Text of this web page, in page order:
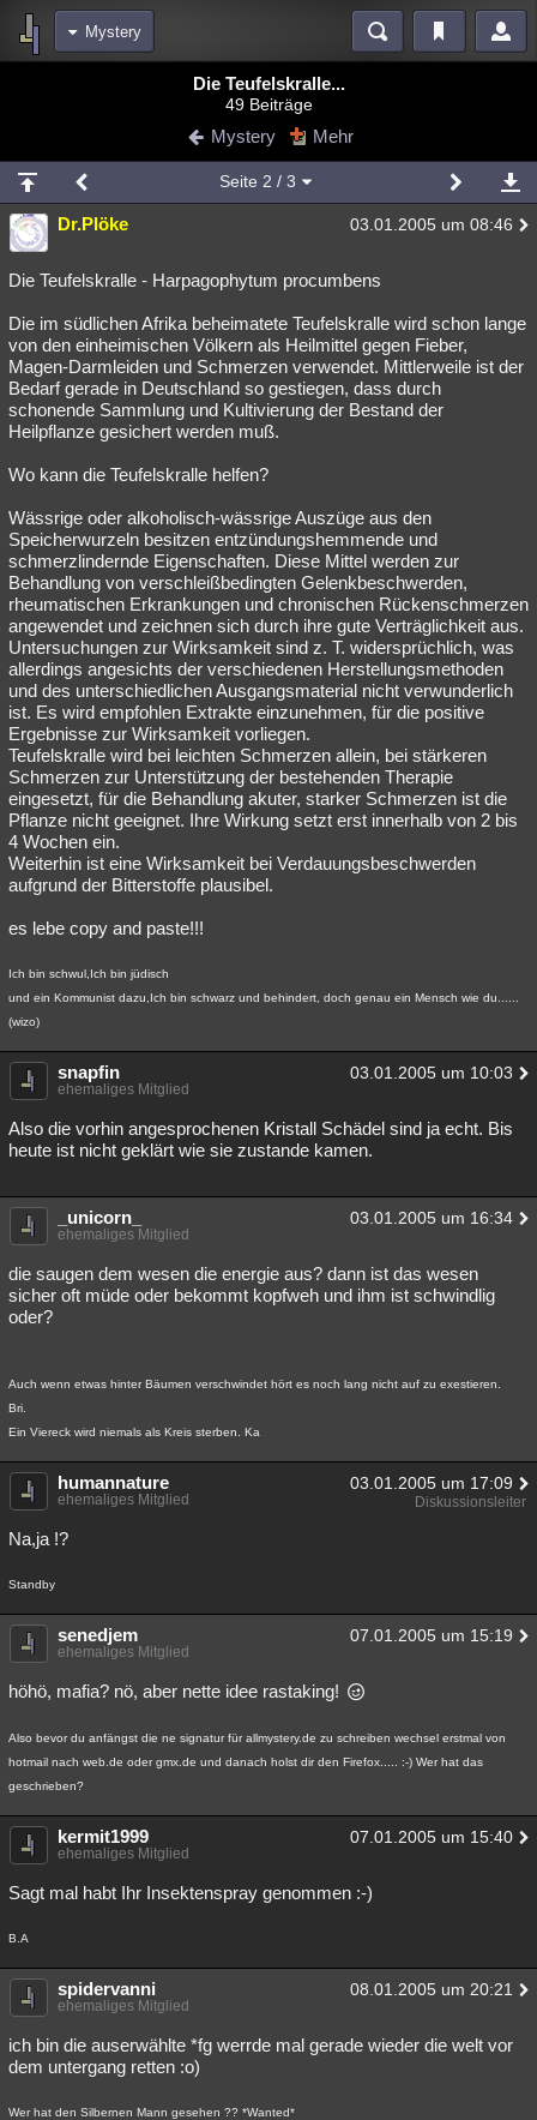
Mystery
Blogs
Chat Wiki Neuigkeiten
meine Rubriken
Menschen Mystery Kriminalfälle
Spiritualität Verschwörungen Technologie
Natur Umfragen Unterhaltung
weitere Rubriken
Philosophie Träume Orte Esoterik Literatur
Astronomie Helpdesk Gruppen
Übersichten
Besucht Teilgenommen Alle Neue Geschlossen
Lesenswert Schlüsselwörter
Die Teufelskralle...
49 Beiträge
Mystery Mehr
Seite 2 / 3
Dr.Plöke 03.01.2005 um 08:46
Die Teufelskralle - Harpagophytum procumbens
Die im südlichen Afrika beheimatete Teufelskralle wird schon lange
von den einheimischen Völkern als Heilmittel gegen Fieber,
Magen-Darmleiden und Schmerzen verwendet. Mittlerweile ist der
Bedarf gerade in Deutschland so gestiegen, dass durch
schonende Sammlung und Kultivierung der Bestand der
Heilpflanze gesichert werden muß.
Wo kann die Teufelskralle helfen?
Wässrige oder alkoholisch-wässrige Auszüge aus den
Speicherwurzeln besitzen entzündungshemmende und
schmerzlindernde Eigenschaften. Diese Mittel werden zur
Behandlung von verschleißbedingten Gelenkbeschwerden,
rheumatischen Erkrankungen und chronischen Rückenschmerzen
angewendet und zeichnen sich durch ihre gute Verträglichkeit aus.
Untersuchungen zur Wirksamkeit sind z. T. widersprüchlich, was
allerdings angesichts der verschiedenen Herstellungsmethoden
und des unterschiedlichen Ausgangsmaterial nicht verwunderlich
ist. Es wird empfohlen Extrakte einzunehmen, für die positive
Ergebnisse zur Wirksamkeit vorliegen.
Teufelskralle wird bei leichten Schmerzen allein, bei stärkeren
Schmerzen zur Unterstützung der bestehenden Therapie
eingesetzt, für die Behandlung akuter, starker Schmerzen ist die
Pflanze nicht geeignet. Ihre Wirkung setzt erst innerhalb von 2 bis
4 Wochen ein.
Weiterhin ist eine Wirksamkeit bei Verdauungsbeschwerden
aufgrund der Bitterstoffe plausibel.
es lebe copy and paste!!!
Ich bin schwul,Ich bin jüdisch
und ein Kommunist dazu,Ich bin schwarz und behindert, doch genau ein Mensch wie du......
(wizo)
snapfin 03.01.2005 um 10:03
ehemaliges Mitglied
Also die vorhin angesprochenen Kristall Schädel sind ja echt. Bis
heute ist nicht geklärt wie sie zustande kamen.
_unicorn_ 03.01.2005 um 16:34
ehemaliges Mitglied
die saugen dem wesen die energie aus? dann ist das wesen
sicher oft müde oder bekommt kopfweh und ihm ist schwindlig
oder?
Auch wenn etwas hinter Bäumen verschwindet hört es noch lang nicht auf zu exestieren.
Bri.
Ein Viereck wird niemals als Kreis sterben. Ka
humannature 03.01.2005 um 17:09
ehemaliges Mitglied Diskussionsleiter
Na,ja !?
Standby
senedjem 07.01.2005 um 15:19
ehemaliges Mitglied
höhö, mafia? nö, aber nette idee rastaking!
Also bevor du anfängst die ne signatur für allmystery.de zu schreiben wechsel erstmal von
hotmail nach web.de oder gmx.de und danach holst dir den Firefox..... :-) Wer hat das
geschrieben?
kermit1999 07.01.2005 um 15:40
ehemaliges Mitglied
Sagt mal habt Ihr Insektenspray genommen :-)
B.A
spidervanni 08.01.2005 um 20:21
ehemaliges Mitglied
ich bin die auserwählte *fg werrde mal gerade wieder die welt vor
dem untergang retten :o)
Wer hat den Silbernen Mann gesehen ?? *Wanted*